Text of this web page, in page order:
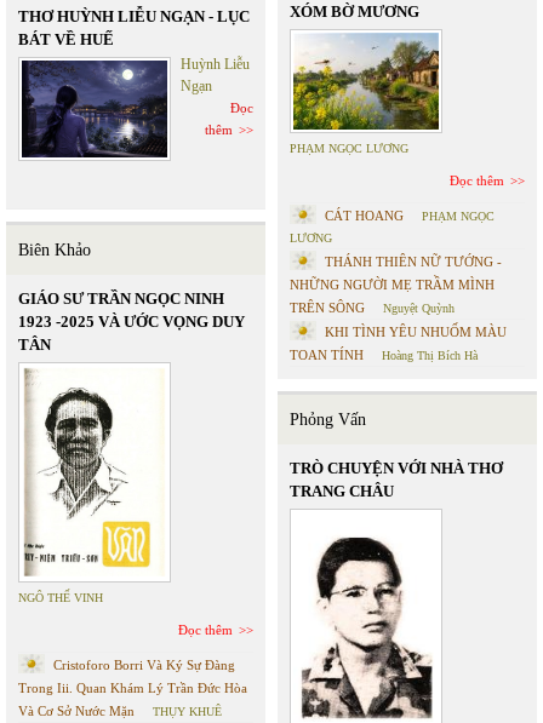
THƠ HUỲNH LIỄU NGẠN - LỤC
BÁT VỀ HUẾ
Huỳnh Liễu
Ngạn
Đọc
thêm
Biên Khảo
GIÁO SƯ TRẦN NGỌC NINH
1923 -2025 VÀ ƯỚC VỌNG DUY
TÂN
NGÔ THẾ VINH
Đọc thêm
Cristoforo Borri Và Ký Sự Đàng
Trong Iii. Quan Khám Lý Trần Đức Hòa
Và Cơ Sở Nước Mặn
THỤY KHUÊ
XÓM BỜ MƯƠNG
PHẠM NGỌC LƯƠNG
Đọc thêm
CÁT HOANG
PHẠM NGỌC
LƯƠNG
THÁNH THIÊN NỮ TƯỚNG -
NHỮNG NGƯỜI MẸ TRẦM MÌNH
TRÊN SÔNG
Nguyệt Quỳnh
KHI TÌNH YÊU NHUỐM MÀU
TOAN TÍNH
Hoàng Thị Bích Hà
Phỏng Vấn
TRÒ CHUYỆN VỚI NHÀ THƠ
TRANG CHÂU